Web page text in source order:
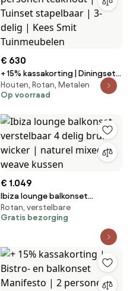
€ 630
+ 15% kassakorting | Diningset
Manifesto | 2 personen
teakhout | Tuinset stapelbaar |
Tuinmeubelen
Houten, Rotan, Metalen
Op voorraad
€ 1.049
Ibiza lounge balkonset
verstelbaar 4 delig bruin wicker
| naturel mixed weave kussen
Rotan, verstelbare
Gratis bezorging